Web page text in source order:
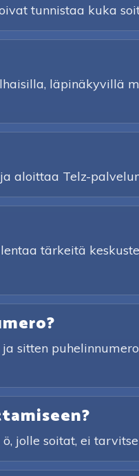
tunnistaa kuka
läpinäkyvillä
aloittaa Telz-
tärkeitä
sitten
jolle soitat, ei